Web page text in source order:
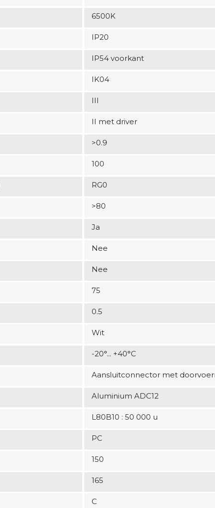
6500K
IP20
IP54 voorkant
IK04
III
II met driver
>0.9
100
RG0
>80
Ja
Nee
Nee
75
0.5
Wit
-20°... +40°C
Aansluitconnector met
Aluminium ADC12
L80B10 : 50 000 u
PC
150
165
C